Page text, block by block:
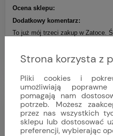
Ocena sklepu:
Dodatkowy komentarz:
To już mój trzeci zakup w Zatoce.
Tegiment sprawia, że zegarek
Polecam i sklep i zegarek.
Jacek
Dodano: 2025-06-
Opinia
Strona korzysta z
Pliki cookies i
umożliwiają
pomagają nam
potrzeb. Możesz
przez nas wszystkich
sklepu lub dostosować
preferencji, wybierając